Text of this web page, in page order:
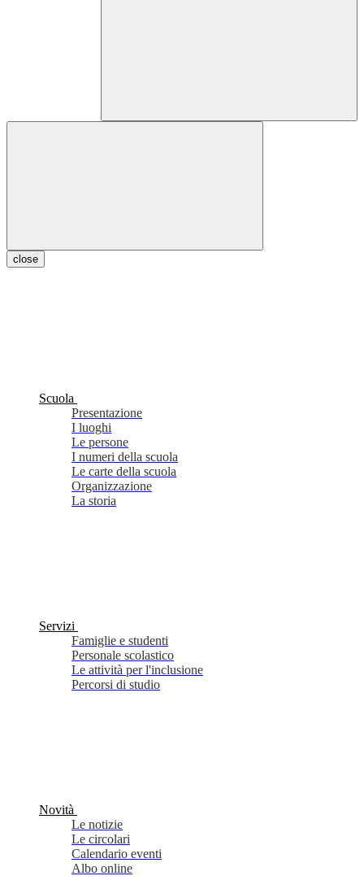
close
Scuola
Presentazione
I luoghi
Le persone
I numeri della scuola
Le carte della scuola
Organizzazione
La storia
Servizi
Famiglie e studenti
Personale scolastico
Le attività per l'inclusione
Percorsi di studio
Novità
Le notizie
Le circolari
Calendario eventi
Albo online